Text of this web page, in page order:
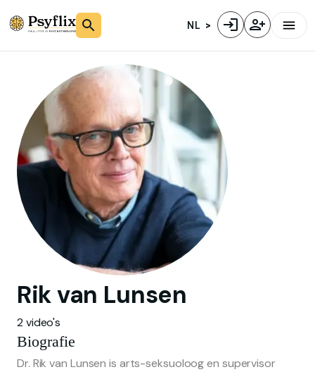
NL
Rikvan Lunsen
2 video's
Biografie
Dr. Rik van Lunsen is arts-seksuoloog en supervisor